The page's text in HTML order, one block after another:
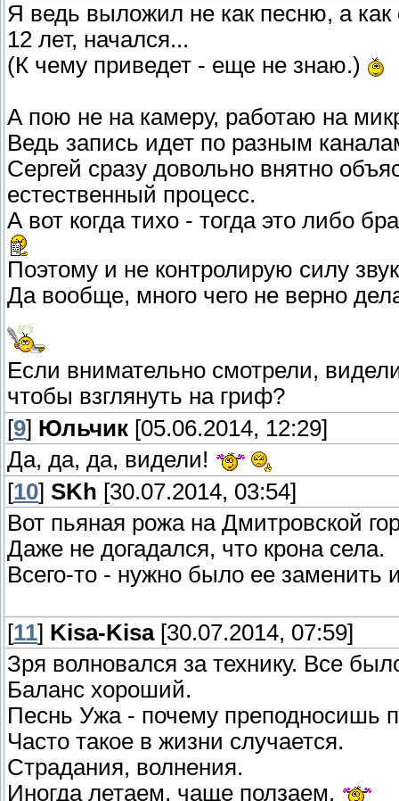
Я ведь выложил не как песню, а
12 лет, начался...
(К чему приведет - еще не знаю.)
А пою не на камеру, работаю на
Ведь запись идет по разным
Сергей сразу довольно внятно
естественный процесс.
А вот когда тихо - тогда это либо
Поэтому и не контролирую силу
Да вообще, много чего не верно
Если внимательно смотрели,
чтобы взглянуть на гриф?
[9] Юльчик [05.06.2014, 12:29]
Да, да, да, видели!
[10] SKh [30.07.2014, 03:54]
Вот пьяная рожа на Дмитровской
Даже не догадался, что крона села.
Всего-то - нужно было ее заменить
[11] Kisa-Kisa[30.07.2014, 07:59]
Зря волновался за технику. Все
Баланс хороший.
Песнь Ужа - почему преподносишь
Часто такое в жизни случается.
Страдания, волнения.
Иногда летаем, чаще ползаем.